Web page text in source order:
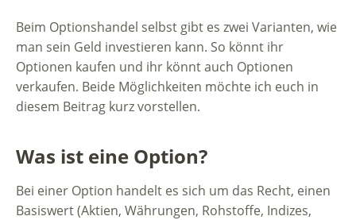
Beim Optionshandel selbst gibt es zwei Varianten, wie
man sein Geld investieren kann. So könnt ihr
Optionen kaufen und ihr könnt auch Optionen
verkaufen. Beide Möglichkeiten möchte ich euch in
diesem Beitrag kurz vorstellen.
Was ist eine Option?
Bei einer Option handelt es sich um das Recht, einen
Basiswert (Aktien, Währungen, Rohstoffe, Indizes,